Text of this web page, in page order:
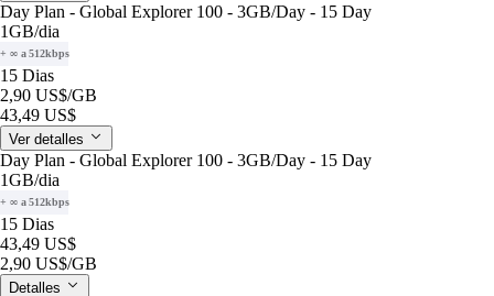
Day Plan - Global Explorer 100 - 3GB/Day - 15 Day
1GB/dia
+ ∞ a 512kbps
15 Dias
2,90 US$/GB
43,49 US$
Ver detalles
Day Plan - Global Explorer 100 - 3GB/Day - 15 Day
1GB/dia
+ ∞ a 512kbps
15 Dias
43,49 US$
2,90 US$/GB
Detalles